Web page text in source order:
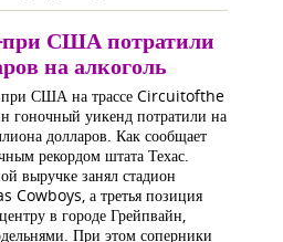
при США потратили
на алкоголь
при США на трассе Circuitofthe
гоночный уикенд потратили на
долларов. Как сообщает
рекордом штата Техас.
выручке занял стадион
Cowboys, а третья позиция
в городе Грейпвайн,
При этом соперники